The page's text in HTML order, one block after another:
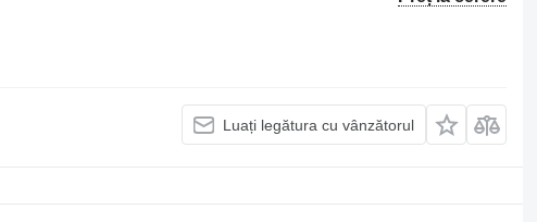
Luați legătura cu vânzătorul